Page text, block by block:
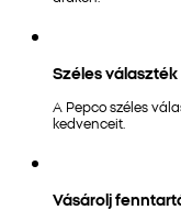
Széles választék
A Pepco széles
kedvenceit.
Vásárolj